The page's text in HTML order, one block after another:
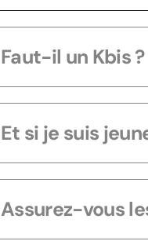
Faut-il un Kbis ?
Et si je suis
Assurez-vous